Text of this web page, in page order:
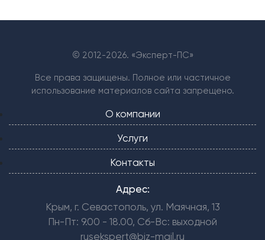
© 2012-2026. «Эксперт-ПС»
Все права защищены. Полное или частичное
использование материалов сайта запрещено.
О компании
Услуги
Контакты
Адрес:
Крым, г. Севастополь, ул. Маячная, 13
Пн-Пт: 9.00 - 18.00, Сб-Вс: выходной
rusekspert@biz-mail.ru